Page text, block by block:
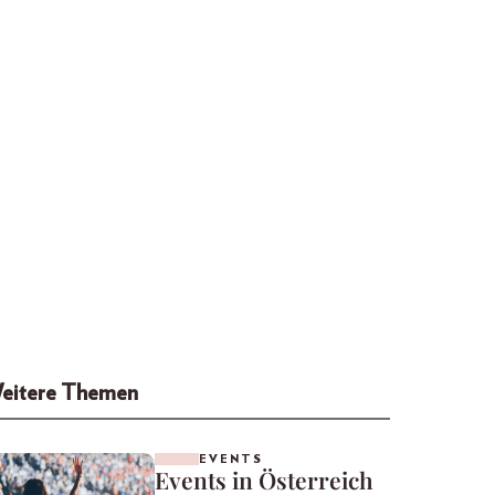
Themen
EVENTS
Events in Österreich